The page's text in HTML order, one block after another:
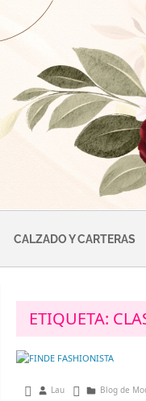
CALZADO Y CARTERAS
ETIQUETA:
marzo 20, 2017
Lau Blog de